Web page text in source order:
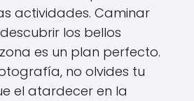
actividades. Caminar
los bellos
es un plan perfecto.
no olvides tu
el atardecer en la